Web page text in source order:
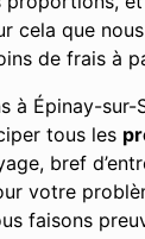
cela que
de frais à
Épinay-
tous les
bref
votre
faisons